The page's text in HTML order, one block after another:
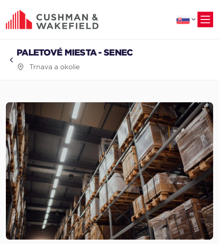
hlavný
obsah
PALETOVÉ MIESTA - SENEC
Trnava a okolie